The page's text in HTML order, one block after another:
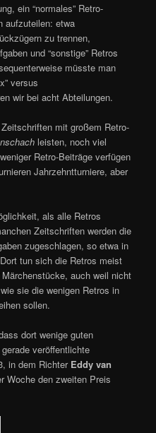
ein “normales” Retro-
aufzuteilen: etwa
zu trennen,
und “sonstige” Retros
müsste man
versus
wir bei acht Abteilungen.
mit großem Retro-
leisten, noch viel
Retro-Beiträge verfügen
Jahrzehntturniere, aber
als alle Retros
Zeitschriften werden die
zugeschlagen, so etwa in
tun sich die Retros meist
Märchenstücke, auch weil nicht
sie die wenigen Retros in
sollen.
dort wenige guten
veröffentlichte
in dem Richter Eddy van
Woche den zweiten Preis